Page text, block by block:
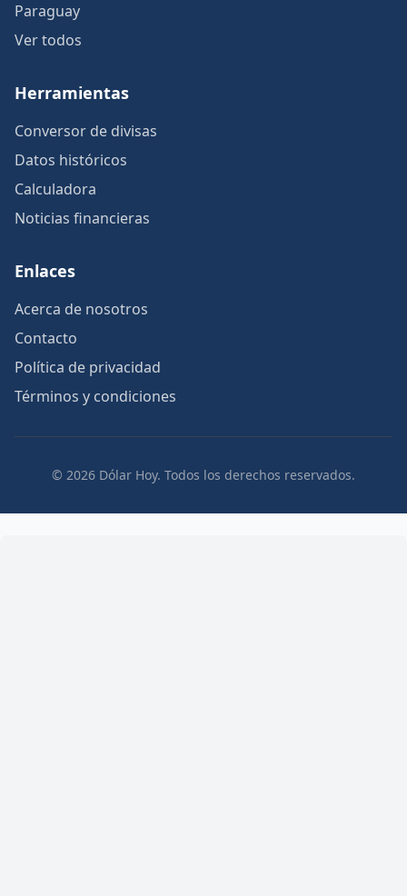
Paraguay
Ver todos
Herramientas
Conversor de divisas
Datos históricos
Calculadora
Noticias financieras
Enlaces
Acerca de nosotros
Contacto
Política de privacidad
Términos y condiciones
© 2026 Dólar Hoy. Todos los derechos reservados.